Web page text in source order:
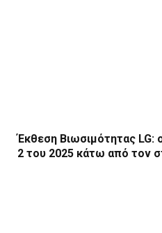
Έκθεση Βιωσιμότητας LG:
2 του 2025 κάτω από τον